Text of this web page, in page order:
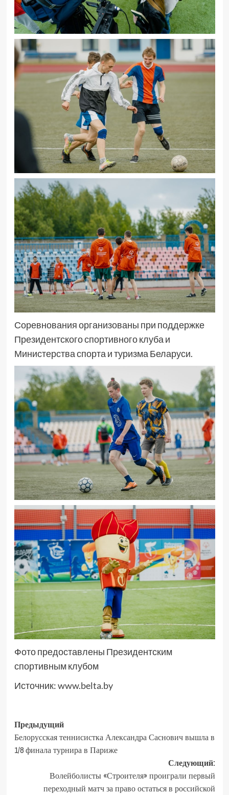
Соревнования организованы при поддержке
Президентского спортивного клуба и
Министерства спорта и туризма Беларуси.
Фото предоставлены Президентским
спортивным клубом
Источник:www.belta.by
Предыдущий
Белорусская теннисистка Александра Саснович вышла в
1/8 финала турнира в Париже
Следующий:
Волейболисты «Строителя» проиграли первый
переходный матч за право остаться в российской